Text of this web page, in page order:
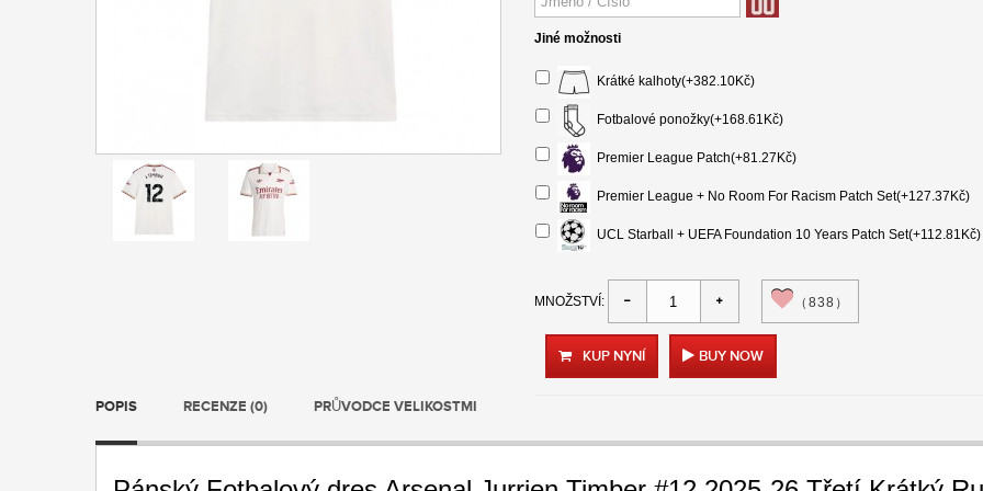
Jiné možnosti
Krátké kalhoty(+382.10Kč)
Fotbalové ponožky(+168.61Kč)
Premier League Patch(+81.27Kč)
Premier League + No Room For Racism Patch Set(+127.37Kč)
UCL Starball + UEFA Foundation 10 Years Patch Set(+112.81Kč)
MNOŽSTVÍ: （838）
KUP NYNÍ BUY NOW
POPIS RECENZE (0) PRŮVODCE VELIKOSTMI